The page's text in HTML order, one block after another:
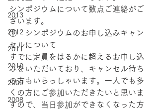
2013
2012
2011
2010
2009
2008
シンポジウムについて数点ご連絡がご
ざいます。
①　シンポジウムのお申し込みキャン
セルについて
すでに定員をはるかに超えるお申し込
みをいただいており、キャンセル待ち
の方もいらっしゃいます。一人でも多
くの方にご参加いただきたいと思いま
すので、当日参加ができなくなった方